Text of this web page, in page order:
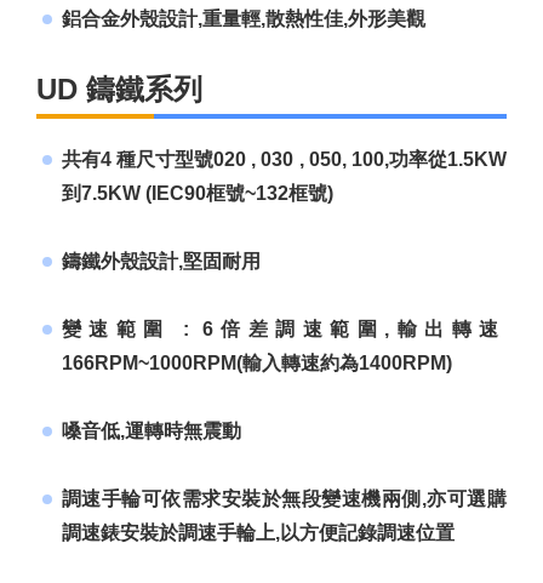
鋁合金外殼設計,重量輕,散熱性佳,外形美觀
UD 鑄鐵系列
共有4 種尺寸型號020 , 030 , 050, 100,功率從1.5KW
到7.5KW (IEC90框號~132框號)
鑄鐵外殼設計,堅固耐用
變速範圍 : 6倍差調速範圍,輸出轉速
166RPM~1000RPM(輸入轉速約為1400RPM)
嗓音低,運轉時無震動
調速手輪可依需求安裝於無段變速機兩側,亦可選購
調速錶安裝於調速手輪上,以方便記錄調速位置